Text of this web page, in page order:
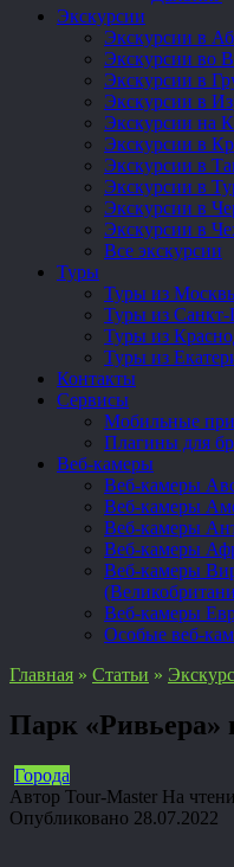
Экскурсии
Экскурсии в
Экскурсии во
Экскурсии в
Экскурсии в
Экскурсии на
Экскурсии в
Экскурсии в
Экскурсии в
Экскурсии в
Экскурсии в
Все экскурсии
Туры
Туры из
Туры из Санкт-
Туры из
Туры из
Контакты
Сервисы
Мобильные
Плагины для
Веб-камеры
Веб-камеры
Веб-камеры
Веб-камеры
Веб-камеры
Веб-камеры
Веб-камеры
Особые веб-
Главная » Статьи »
Парк «Ривьера»
Города
Автор Tour-Master На
Опубликовано 28.07.2022